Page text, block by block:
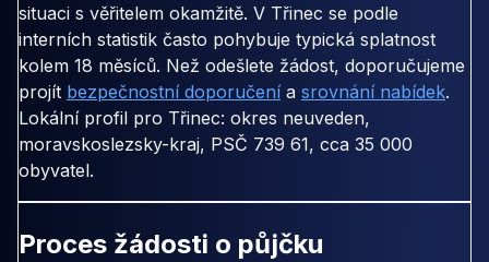
situaci s věřitelem okamžitě. V Třinec se podle
interních statistik často pohybuje typická splatnost
kolem 18 měsíců. Než odešlete žádost, doporučujeme
projít bezpečnostní doporučenía srovnání nabídek.
Lokální profil pro Třinec: okres neuveden,
moravskoslezsky-kraj, PSČ 739 61, cca 35 000
obyvatel.
Proces žádosti o půjčku